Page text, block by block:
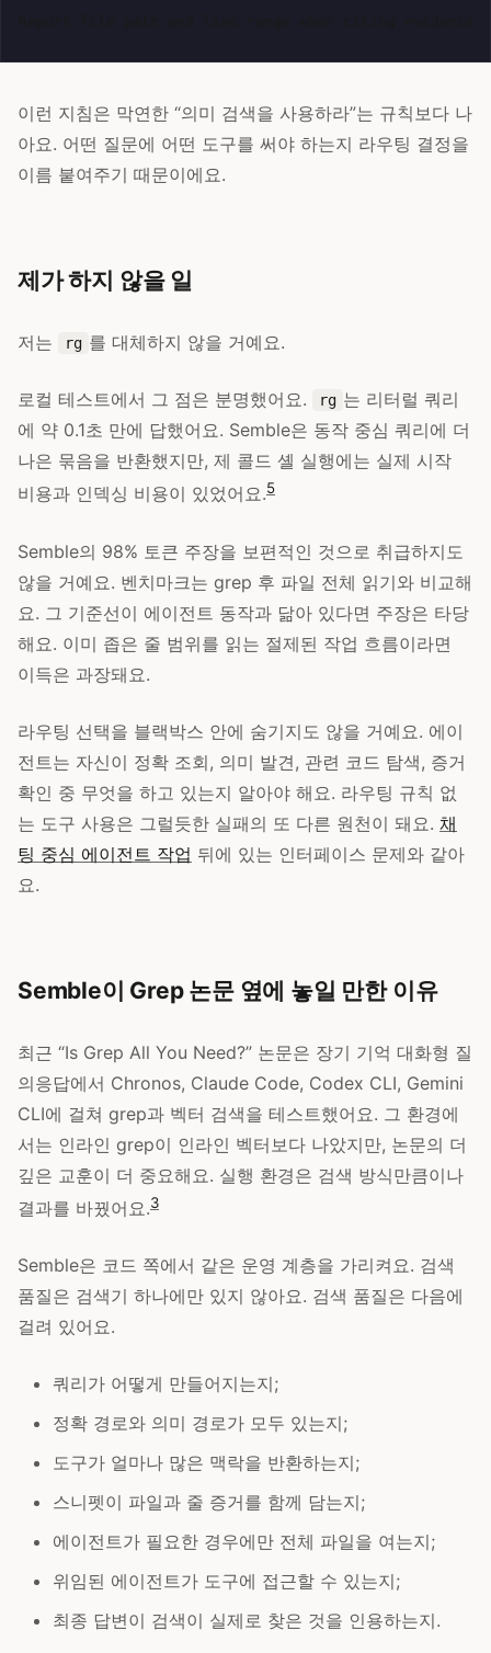
이런 지침은 막연한 “의미 검색을 사용하라”는 규칙보다 나
아요. 어떤 질문에 어떤 도구를 써야 하는지 라우팅 결정을
이름 붙여주기 때문이에요.
제가 하지 않을 일
저는 rg 를 대체하지 않을 거예요.
로컬 테스트에서 그 점은 분명했어요. rg 는 리터럴 쿼리
에 약 0.1초 만에 답했어요. Semble은 동작 중심 쿼리에 더
나은 묶음을 반환했지만, 제 콜드 셸 실행에는 실제 시작
비용과 인덱싱 비용이 있었어요.5
Semble의 98% 토큰 주장을 보편적인 것으로 취급하지도
않을 거예요. 벤치마크는 grep 후 파일 전체 읽기와 비교해
요. 그 기준선이 에이전트 동작과 닮아 있다면 주장은 타당
해요. 이미 좁은 줄 범위를 읽는 절제된 작업 흐름이라면
이득은 과장돼요.
라우팅 선택을 블랙박스 안에 숨기지도 않을 거예요. 에이
전트는 자신이 정확 조회, 의미 발견, 관련 코드 탐색, 증거
확인 중 무엇을 하고 있는지 알아야 해요. 라우팅 규칙 없
는 도구 사용은 그럴듯한 실패의 또 다른 원천이 돼요. 채
팅 중심 에이전트 작업 뒤에 있는 인터페이스 문제와 같아
요.
Semble이 Grep 논문 옆에 놓일 만한 이유
최근 “Is Grep All You Need?” 논문은 장기 기억 대화형 질
의응답에서 Chronos, Claude Code, Codex CLI, Gemini
CLI에 걸쳐 grep과 벡터 검색을 테스트했어요. 그 환경에
서는 인라인 grep이 인라인 벡터보다 나았지만, 논문의 더
깊은 교훈이 더 중요해요. 실행 환경은 검색 방식만큼이나
결과를 바꿨어요.3
Semble은 코드 쪽에서 같은 운영 계층을 가리켜요. 검색
품질은 검색기 하나에만 있지 않아요. 검색 품질은 다음에
걸려 있어요.
쿼리가 어떻게 만들어지는지;
정확 경로와 의미 경로가 모두 있는지;
도구가 얼마나 많은 맥락을 반환하는지;
스니펫이 파일과 줄 증거를 함께 담는지;
에이전트가 필요한 경우에만 전체 파일을 여는지;
위임된 에이전트가 도구에 접근할 수 있는지;
최종 답변이 검색이 실제로 찾은 것을 인용하는지.